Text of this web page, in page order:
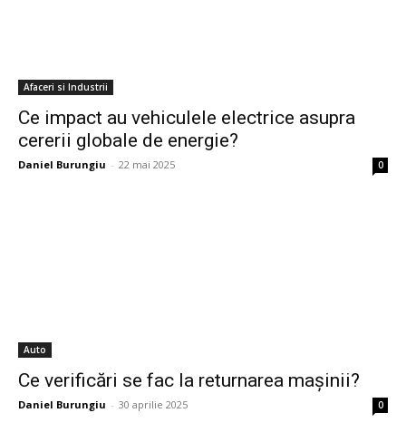
Afaceri si Industrii
Ce impact au vehiculele electrice asupra
cererii globale de energie?
Daniel Burungiu - 22 mai 2025 0
Auto
Ce verificări se fac la returnarea mașinii?
Daniel Burungiu - 30 aprilie 2025 0